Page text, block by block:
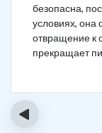
безопасна,
условиях, она
отвращение к
прекращает
‹